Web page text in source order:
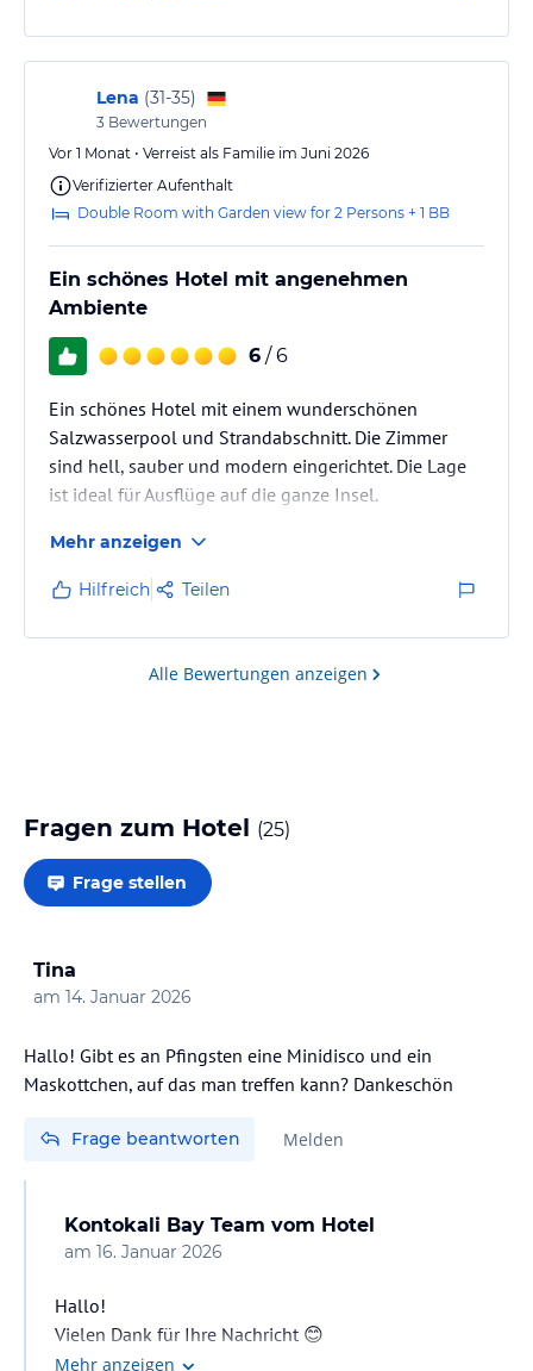
Lena (31-35)
3 Bewertungen
Vor 1 Monat • Verreist als Familie im Juni 2026
Verifizierter Aufenthalt
Double Room with Garden view for 2 Persons + 1 BB
Ein schönes Hotel mit angenehmen
Ambiente
6 / 6
Ein schönes Hotel mit einem wunderschönen
Salzwasserpool und Strandabschnitt. Die Zimmer
sind hell, sauber und modern eingerichtet. Die Lage
ist ideal für Ausflüge auf die ganze Insel.
Mehr anzeigen
Hilfreich Teilen
Alle Bewertungen anzeigen
Fragen zum Hotel (25)
Frage stellen
Tina
am 14. Januar 2026
Hallo! Gibt es an Pfingsten eine Minidisco und ein
Maskottchen, auf das man treffen kann? Dankeschön
Frage beantworten Melden
Kontokali Bay Team vom Hotel
am 16. Januar 2026
Hallo!
Vielen Dank für Ihre Nachricht 😊
Mehr anzeigen